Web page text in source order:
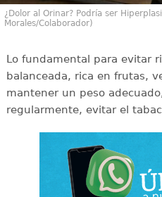
¿Dolor al Orinar? Podría ser
Morales/Colaborador)
Lo fundamental para evitar
balanceada, rica en frutas,
mantener un peso
regularmente, evitar el